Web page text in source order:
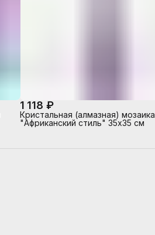
1 118 ₽
Кристальная (алмазная) мозаика
"Африканский стиль" 35х35 см